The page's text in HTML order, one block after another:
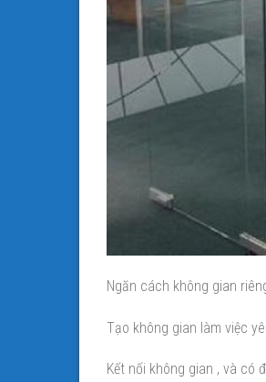
Ngăn cách không gian
Tạo không gian làm việc
Kết nối không gian , và có